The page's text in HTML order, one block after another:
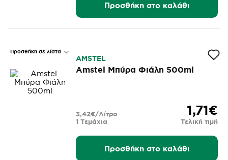
Προσθήκη στο καλάθι
Προσθήκη σε λίστα
AMSTEL
Amstel Μπύρα Φιάλη 500ml
1,71€
Τελική τιμή
1 Τεμάχια
3,42€/Λίτρο
Προσθήκη στο καλάθι